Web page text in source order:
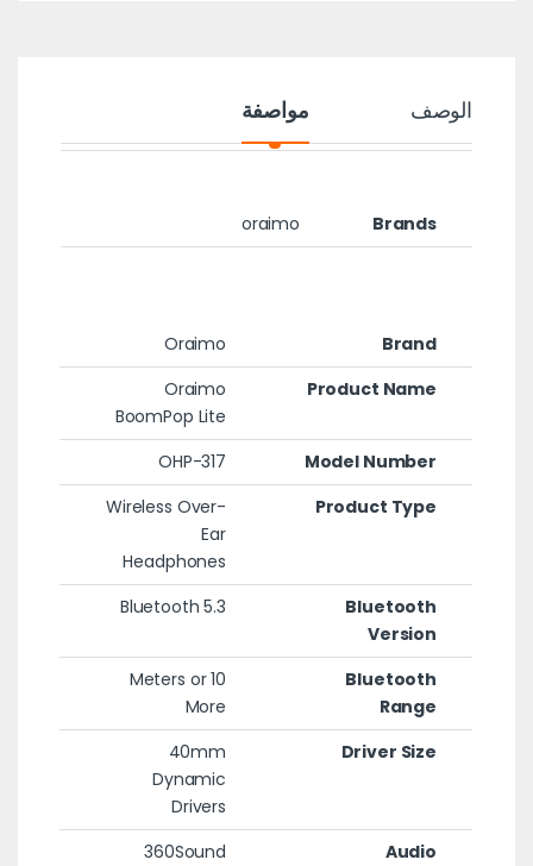
الوصف مواصفة
Brands
oraimo
Brand
Oraimo
Product Name
Oraimo
BoomPop Lite
Model Number
OHP-317
Product Type
Wireless Over-
Ear
Headphones
Bluetooth
Version
Bluetooth 5.3
Bluetooth
Range
10 Meters or
More
Driver Size
40mm
Dynamic
Drivers
Audio
360Sound